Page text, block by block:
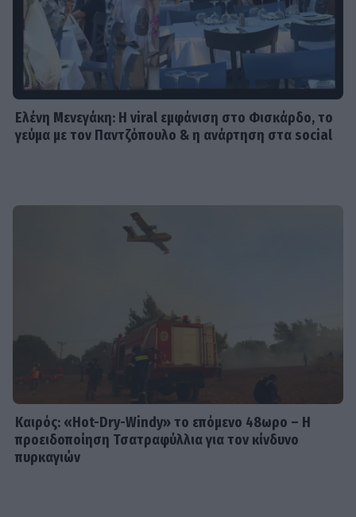
Ελένη Μενεγάκη: Η viral εμφάνιση στο Φισκάρδο, το
γεύμα με τον Παντζόπουλο & η ανάρτηση στα social
Καιρός: «Hot-Dry-Windy» το επόμενο 48ωρο – Η
προειδοποίηση Τσατραφύλλια για τον κίνδυνο
πυρκαγιών